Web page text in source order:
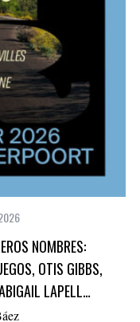
NOMBRES:
OTIS GIBBS,
LAPELL…